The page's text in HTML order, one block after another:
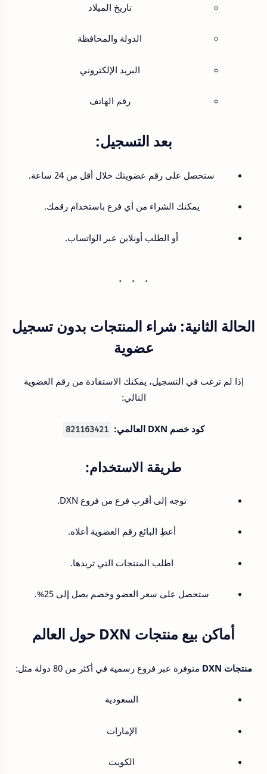
تاريخ الميلاد
الدولة والمحافظة
البريد الإلكتروني
رقم الهاتف
بعد التسجيل:
ستحصل على رقم عضويتك خلال أقل من 24 ساعة.
يمكنك الشراء من أي فرع باستخدام رقمك.
أو الطلب أونلاين عبر الواتساب.
الحالة الثانية: شراء المنتجات بدون تسجيل
عضوية
إذا لم ترغب في التسجيل، يمكنك الاستفادة من رقم العضوية
التالي:
كود خصم DXN العالمي: 821163421
طريقة الاستخدام:
توجه إلى أقرب فرع من فروع DXN.
أعطِ البائع رقم العضوية أعلاه.
اطلب المنتجات التي تريدها.
ستحصل على سعر العضو وخصم يصل إلى 25%.
أماكن بيع منتجات DXN حول العالم
منتجات DXN متوفرة عبر فروع رسمية في أكثر من 80 دولة مثل:
السعودية
الإمارات
الكويت